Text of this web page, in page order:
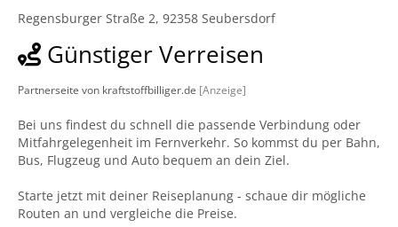
Regensburger Straße 2, 92358 Seubersdorf
Günstiger Verreisen
Partnerseite von kraftstoffbilliger.de [Anzeige]
Bei uns findest du schnell die passende Verbindung oder
Mitfahrgelegenheit im Fernverkehr. So kommst du per Bahn,
Bus, Flugzeug und Auto bequem an dein Ziel.
Starte jetzt mit deiner Reiseplanung - schaue dir mögliche
Routen an und vergleiche die Preise.